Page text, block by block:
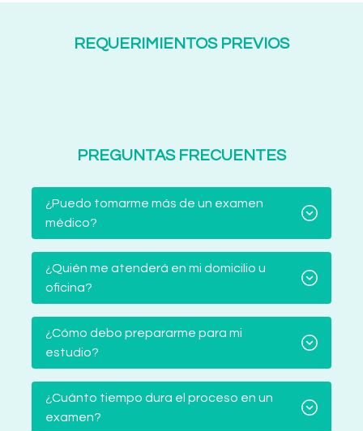
REQUERIMIENTOS PREVIOS
PREGUNTAS FRECUENTES
¿Puedo tomarme más de un examen
médico?
¿Quién me atenderá en mi domicilio u
oficina?
¿Cómo debo prepararme para mi
estudio?
¿Cuánto tiempo dura el proceso en un
examen?